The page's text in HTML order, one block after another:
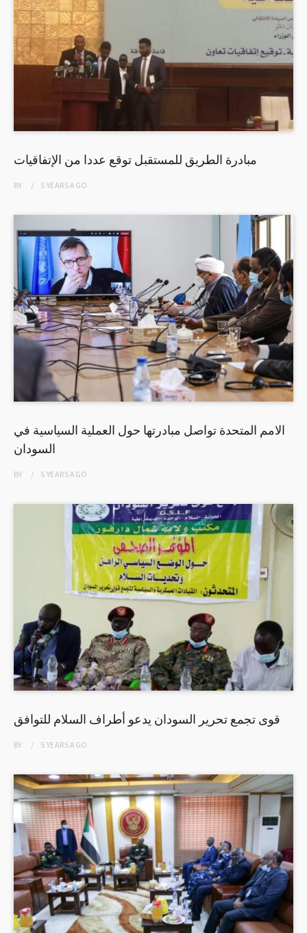
مبادرة الطريق للمستقبل توقع عددا من الإتفاقيات
BY 5 YEARSAGO
الامم المتحدة تواصل مبادرتها حول العملية السياسية في
السودان
BY 5 YEARSAGO
قوى تجمع تحرير السودان يدعو أطراف السلام للتوافق
BY 5 YEARSAGO